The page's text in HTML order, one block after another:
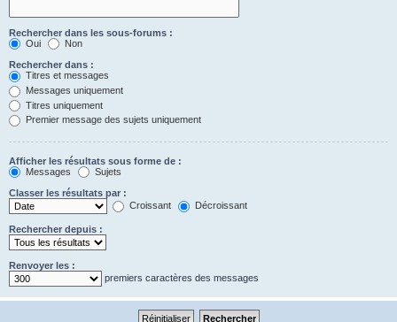
Rechercher dans les sous-forums :
Oui
Non
Rechercher dans :
Titres et messages
Messages uniquement
Titres uniquement
Premier message des sujets uniquement
Afficher les résultats sous forme de :
Messages
Sujets
Classer les résultats par :
Croissant
Décroissant
Rechercher depuis :
Renvoyer les :
premiers caractères des messages